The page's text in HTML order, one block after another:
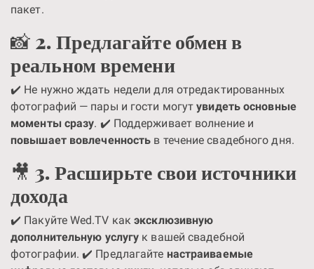
пакет.
📸 2. Предлагайте обмен в
реальном времени
✔️ Не нужно ждать недели для отредактированных
фотографий — пары и гости могутувидеть основные
моменты сразу. ✔️ Поддерживает волнение и
повышает вовлеченность в течение свадебного дня.
🎥3. Расширьте свои источники
дохода
✔️ Пакуйте Wed.TV какэксклюзивную
дополнительную услугу к вашей свадебной
фотографии. ✔️ Предлагайте настраиваемые